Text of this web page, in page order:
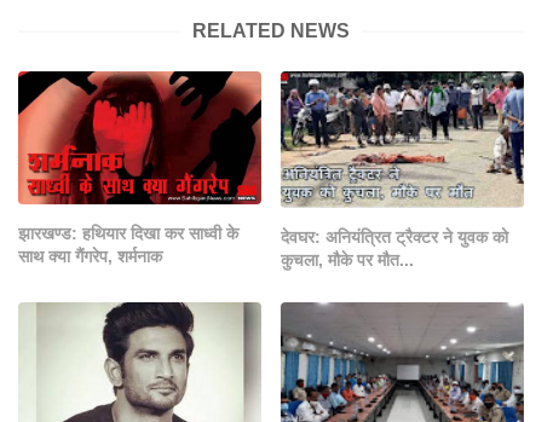
RELATED NEWS
झारखण्ड: हथियार दिखा कर साध्वी के
साथ क्या गैंगरेप, शर्मनाक
देवघर: अनियंत्रित ट्रैक्टर ने युवक को
कुचला, मौके पर मौत...